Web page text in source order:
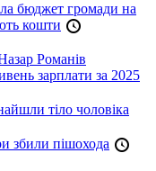
бюджет громади на
кошти
Романів
зарплати за 2025
тіло чоловіка
збили пішохода